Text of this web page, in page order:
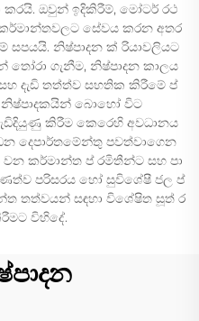
කරයි. ඔවුන් ඉදිකිරීම්, මෝටර් රථ
සේවය කරන අතර
සපයයි. නිෂ්පාදන ක් රියාවලියට
ගැනීම, නිෂ්පාදන කාලය
දැඩි තත්ත්ව සහතික කිරීමේ ප්
බොහෝ විට
කිරීම කෙරෙහි අවධානය
දෙපාර්තමේන්තු පවත්වාගෙන
කර්මාන්ත ප් රමිතීන්ට සහ පා
පරිසරය හෝ සුවිශේෂී ජල ප්
තත්වයන් සඳහා විශේෂිත සූත් ර
විහිදේ.